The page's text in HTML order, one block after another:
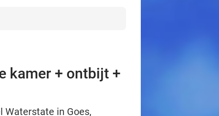
kamer + ontbijt +
Waterstate in Goes,